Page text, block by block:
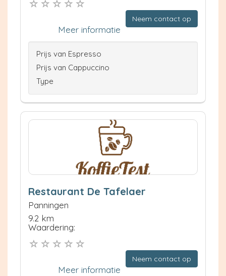
Neem contact op
Meer informatie
Prijs van Espresso
Prijs van Cappuccino
Type
Restaurant De Tafelaer
Panningen
9.2 km
Waardering:
Neem contact op
Meer informatie